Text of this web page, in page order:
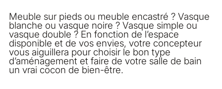
Meuble sur pieds ou meuble encastré ? Vasque
blanche ou vasque noire ? Vasque simple ou
vasque double ? En fonction de l’espace
disponible et de vos envies, votre concepteur
vous aiguillera pour choisir le bon type
d’aménagement et faire de votre salle de bain
un vrai cocon de bien-être.